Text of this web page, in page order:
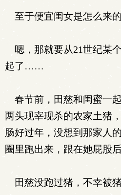
至于便宜闺女是怎么来
嗯，那就要从21世纪某
起了……
春节前，田慈和闺蜜一
两头现宰现杀的农家土猪
肠好过年，没想到那家人
圈里跑出来，跟在她屁股
田慈没跑过猪，不幸被猪